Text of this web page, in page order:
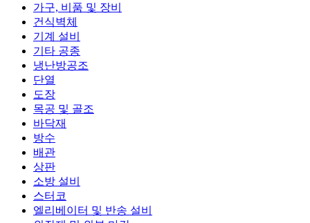
가구, 비품 및 장비
건식벽체
기계 설비
기타 공종
냉난방공조
단열
도장
목공 및 골조
바닥재
방수
배관
상판
소방 설비
스터코
엘리베이터 및 반송 설비